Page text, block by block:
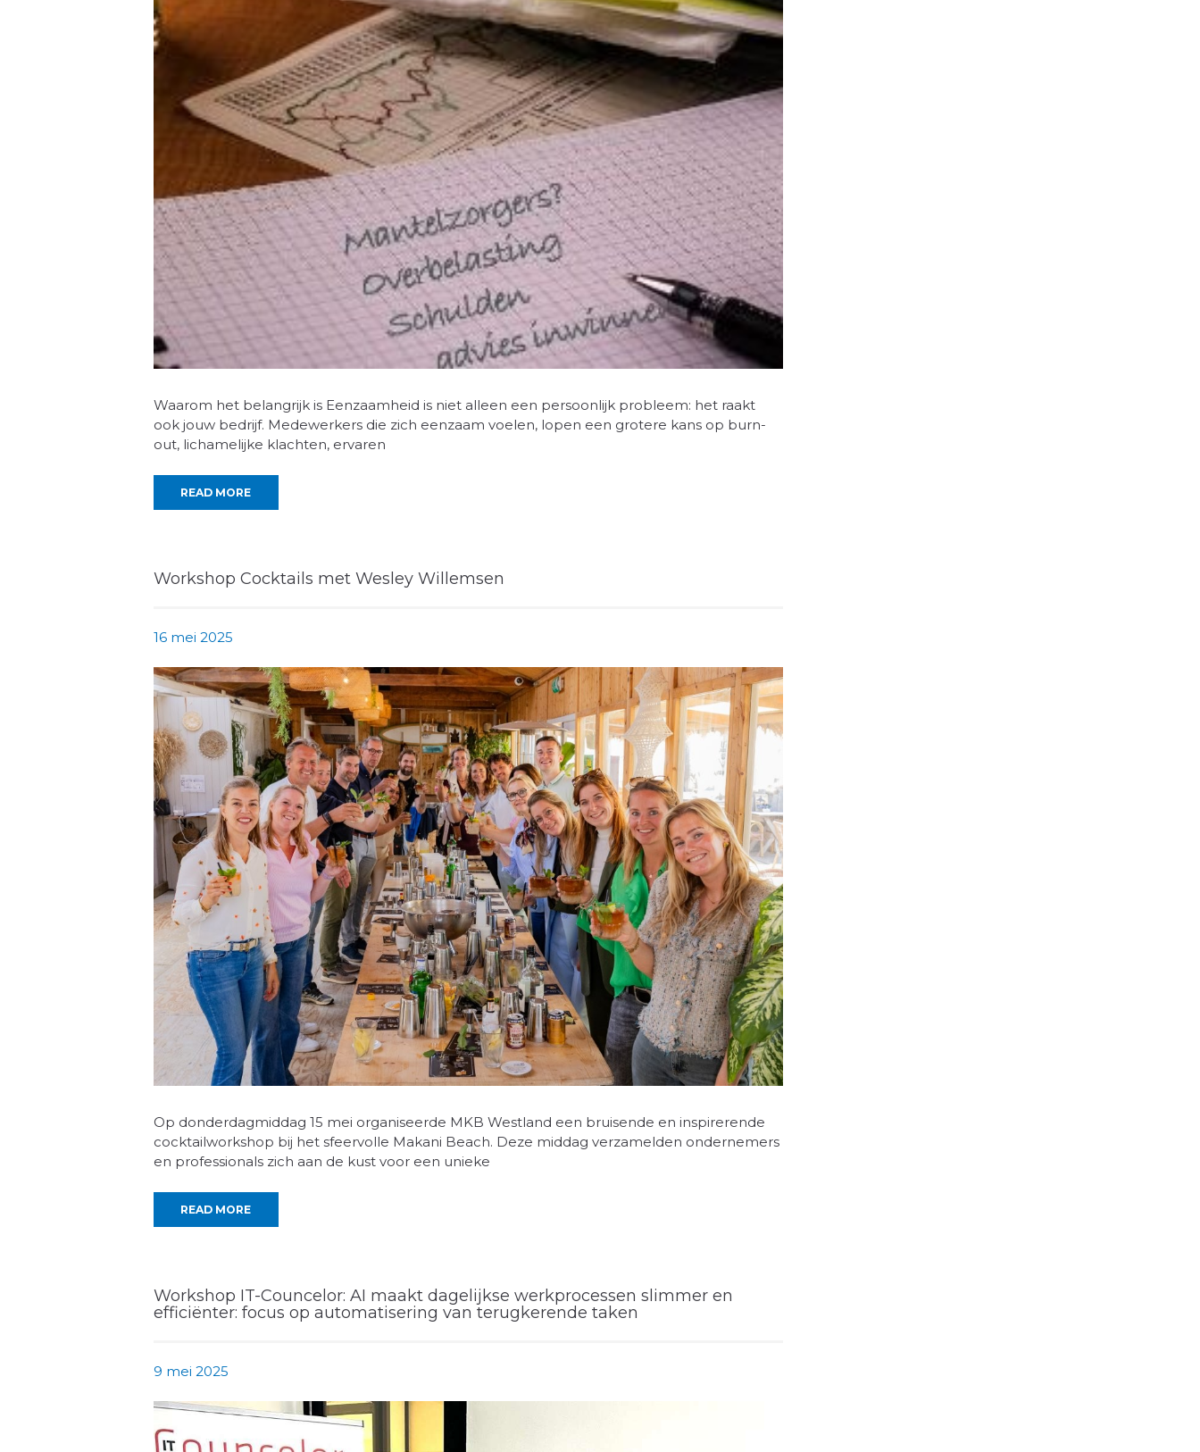
Waarom het belangrijk is Eenzaamheid is niet alleen een persoonlijk probleem: het raakt
ook jouw bedrijf. Medewerkers die zich eenzaam voelen, lopen een grotere kans op burn-
out, lichamelijke klachten, ervaren
READ MORE
Workshop Cocktails met Wesley Willemsen
16 mei 2025
Op donderdagmiddag 15 mei organiseerde MKB Westland een bruisende en inspirerende
cocktailworkshop bij het sfeervolle Makani Beach. Deze middag verzamelden ondernemers
en professionals zich aan de kust voor een unieke
READ MORE
Workshop IT-Councelor: AI maakt dagelijkse werkprocessen slimmer en
efficiënter: focus op automatisering van terugkerende taken
9 mei 2025